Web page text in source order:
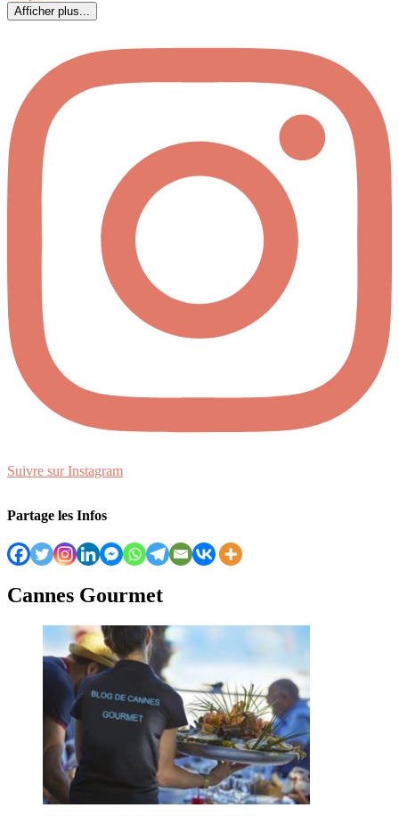
Afficher plus...
Suivre sur Instagram
Partage les Infos
Cannes Gourmet